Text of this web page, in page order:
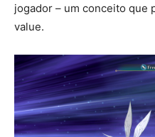
jogador – um conceito que
value.